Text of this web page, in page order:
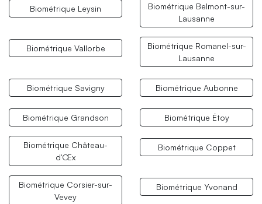
Biométrique Leysin
Biométrique Belmont-sur-
Lausanne
Biométrique Vallorbe
Biométrique Romanel-sur-
Lausanne
Biométrique Savigny Biométrique Aubonne
Biométrique Grandson Biométrique Étoy
Biométrique Château-
d'Œx
Biométrique Coppet
Biométrique Corsier-sur-
Vevey
Biométrique Yvonand